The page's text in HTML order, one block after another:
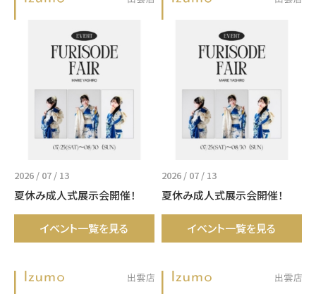
2026 / 07 / 13
夏休み成人式展示会開催！
イベント一覧を見る
2026 / 07 / 13
夏休み成人式展示会開催！
イベント一覧を見る